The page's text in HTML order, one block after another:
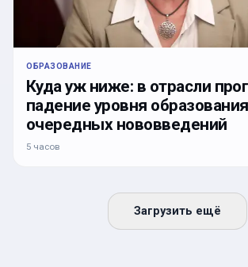
ОБРАЗОВАНИЕ
Куда уж ниже: в отрасли
падение уровня
очередных нововведений
5 часов
Загрузить ещё